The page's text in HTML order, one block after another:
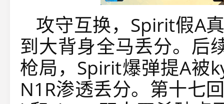
攻守互换，Spirit假A
到大背身全马丢分。后
枪局，Spirit爆弹提A被
N1R渗透丢分。第十七